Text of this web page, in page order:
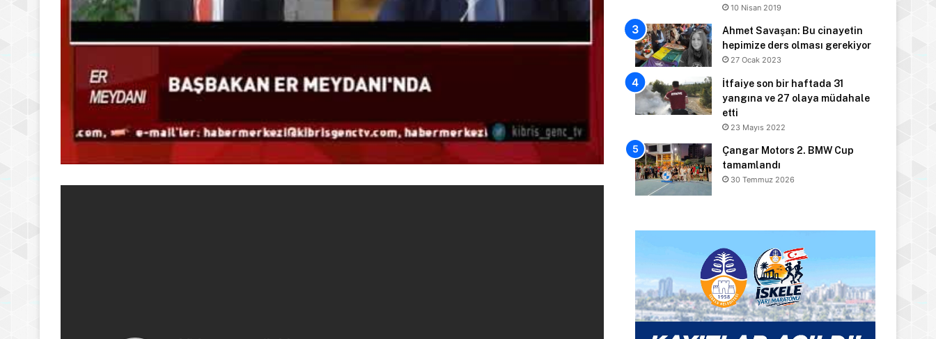
10 Nisan 2019
Ahmet Savaşan: Bu cinayetin
hepimize ders olması gerekiyor
27 Ocak 2023
İtfaiye son bir haftada 31
yangına ve 27 olaya müdahale
etti
23 Mayıs 2022
Çangar Motors 2. BMW Cup
tamamlandı
30 Temmuz 2026